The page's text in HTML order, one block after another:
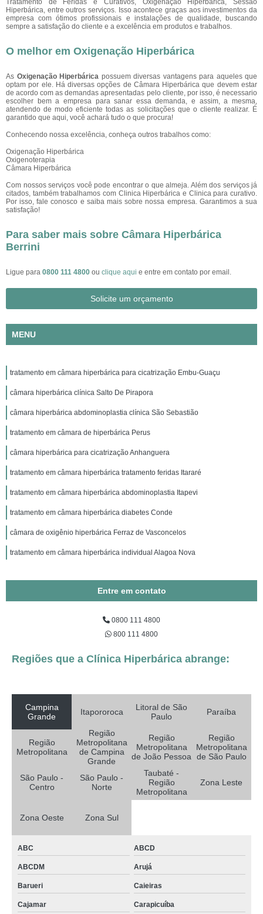
Tratamento de Feridas e Curativos, Oxigenação Hiperbárica, Sessão
Hiperbárica, entre outros serviços. Isso acontece graças aos investimentos da
empresa com ótimos profissionais e instalações de qualidade, buscando
sempre a satisfação do cliente e a excelência em produtos e trabalhos.
O melhor em Oxigenação Hiperbárica
As Oxigenação Hiperbárica possuem diversas vantagens para aqueles que
optam por ele. Há diversas opções de Câmara Hiperbárica que devem estar
de acordo com as demandas apresentadas pelo cliente, por isso, é necessario
escolher bem a empresa para sanar essa demanda, e assim, a mesma,
atendendo de modo eficiente todas as solicitações que o cliente realizar. É
garantido que aqui, você achará tudo o que procura!
Conhecendo nossa excelência, conheça outros trabalhos como:
Oxigenação Hiperbárica
Oxigenoterapia
Câmara Hiperbárica
Com nossos serviços você pode encontrar o que almeja. Além dos serviços já
citados, também trabalhamos com Clinica Hiperbárica e Clinica para curativo.
Por isso, fale conosco e saiba mais sobre nossa empresa. Garantimos a sua
satisfação!
Para saber mais sobre Câmara Hiperbárica
Berrini
Ligue para 0800 111 4800 ou clique aqui e entre em contato por email.
Solicite um orçamento
MENU
tratamento em câmara hiperbárica para cicatrização Embu-Guaçu
câmara hiperbárica clínica Salto De Pirapora
câmara hiperbárica abdominoplastia clínica São Sebastião
tratamento em câmara de hiperbárica Perus
câmara hiperbárica para cicatrização Anhanguera
tratamento em câmara hiperbárica tratamento feridas Itararé
tratamento em câmara hiperbárica abdominoplastia Itapevi
tratamento em câmara hiperbárica diabetes Conde
câmara de oxigênio hiperbárica Ferraz de Vasconcelos
tratamento em câmara hiperbárica individual Alagoa Nova
Entre em contato
0800 111 4800
800 111 4800
Regiões que a Clínica Hiperbárica abrange:
Campina
Grande
Itapororoca
Litoral de São
Paulo
Paraíba
Região
Metropolitana
Região
Metropolitana
de Campina
Grande
Região
Metropolitana
de João Pessoa
Região
Metropolitana
de São Paulo
São Paulo -
Centro
São Paulo -
Norte
Taubaté -
Região
Metropolitana
Zona Leste
Zona Oeste Zona Sul
ABC ABCD
ABCDM Arujá
Barueri Caieiras
Cajamar Carapicuíba